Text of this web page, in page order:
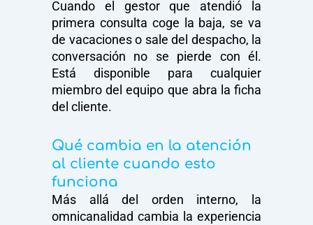
Cuando el gestor que atendió la
primera consulta coge la baja, se va
de vacaciones o sale del despacho, la
conversación no se pierde con él.
Está disponible para cualquier
miembro del equipo que abra la ficha
del cliente.
Qué cambia en la atención
al cliente cuando esto
funciona
Más allá del orden interno, la
omnicanalidad cambia la experiencia